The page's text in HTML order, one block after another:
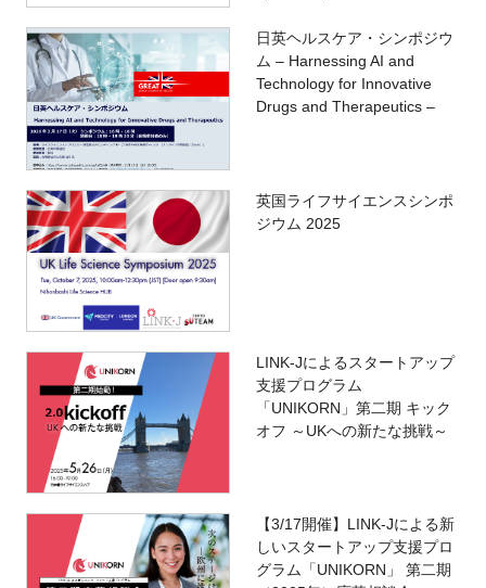
日英ヘルスケア・シンポジウ
ム – Harnessing AI and
Technology for Innovative
Drugs and Therapeutics –
英国ライフサイエンスシンポ
ジウム 2025
LINK-Jによるスタートアップ
支援プログラム
「UNIKORN」第二期 キック
オフ ～UKへの新たな挑戦～
【3/17開催】LINK-Jによる新
しいスタートアップ支援プロ
グラム「UNIKORN」 第二期